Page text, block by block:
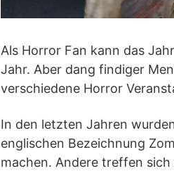
Als Horror Fan kann das
Jahr. Aber dang findiger
verschiedene Horror
In den letzten Jahren
englischen Bezeichnung
machen. Andere treffen